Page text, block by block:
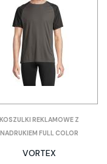
KOSZULKI REKLAMOWE Z
NADRUKIEM FULL COLOR
VORTEX